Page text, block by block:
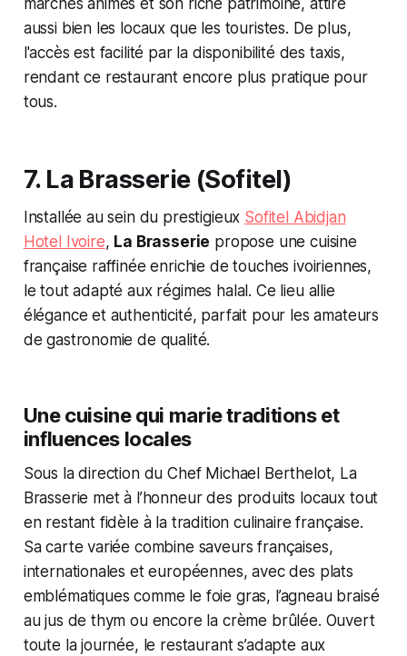
marchés animés et son riche patrimoine, attire
aussi bien les locaux que les touristes. De plus,
l'accès est facilité par la disponibilité des taxis,
rendant ce restaurant encore plus pratique pour
tous.
7. La Brasserie (Sofitel)
Installée au sein du prestigieux Sofitel Abidjan
Hotel Ivoire, La Brasserie propose une cuisine
française raffinée enrichie de touches ivoiriennes,
le tout adapté aux régimes halal. Ce lieu allie
élégance et authenticité, parfait pour les amateurs
de gastronomie de qualité.
Une cuisine qui marie traditions et
influences locales
Sous la direction du Chef Michael Berthelot, La
Brasserie met à l’honneur des produits locaux tout
en restant fidèle à la tradition culinaire française.
Sa carte variée combine saveurs françaises,
internationales et européennes, avec des plats
emblématiques comme le foie gras, l’agneau braisé
au jus de thym ou encore la crème brûlée. Ouvert
toute la journée, le restaurant s’adapte aux